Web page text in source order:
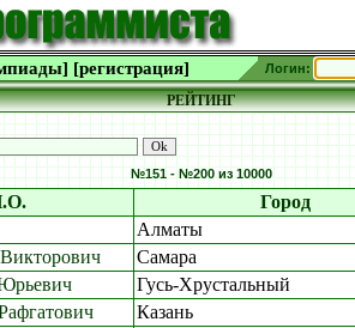
[регистрация] Логин:
РЕЙТИНГ
№151 - №200 из 10000
Город
Алматы
Самара
Гусь-Хрустальный
Казань